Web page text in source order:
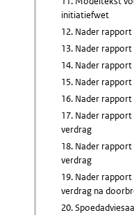
initiatiefwet
12. Nader
13. Nader
14. Nader
15. Nader
16. Nader
17. Nader
verdrag
18. Nader
verdrag
19. Nader
verdrag na
20.